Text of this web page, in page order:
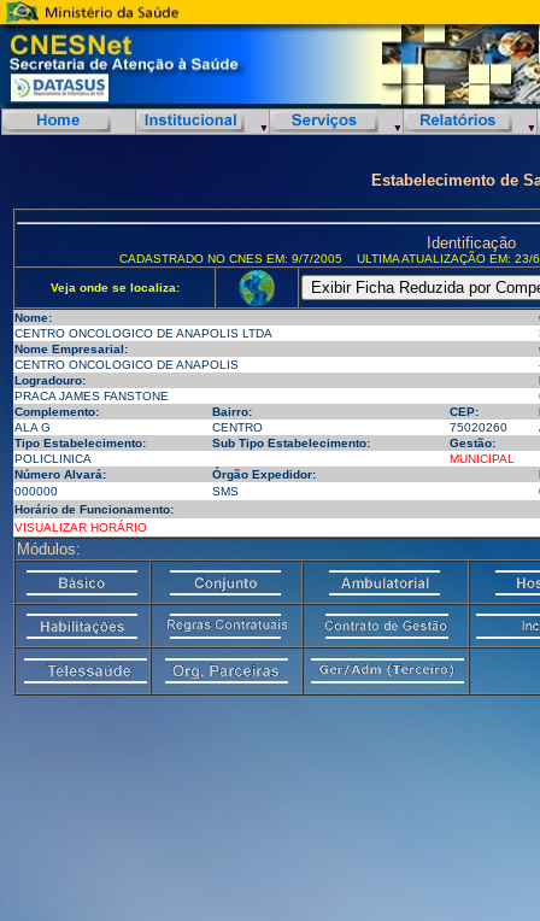
Estabelecimento de
Identificação
CADASTRADO NO CNES EM: 9/7/2005 ULTIMA ATUALIZAÇÃO EM:
Veja onde se localiza:
Nome:
CENTRO ONCOLOGICO DE ANAPOLIS LTDA
Nome Empresarial:
CENTRO ONCOLOGICO DE ANAPOLIS
Logradouro:
PRACA JAMES FANSTONE
Complemento:
Bairro: CEP:
ALA G
CENTRO 75020260
Tipo Estabelecimento:
Sub Tipo Estabelecimento:
Gestão:
POLICLINICA
MUNICIPAL
Número Alvará:
Órgão Expedidor:
000000
SMS
Horário de Funcionamento:
VISUALIZAR HORÁRIO
Módulos: